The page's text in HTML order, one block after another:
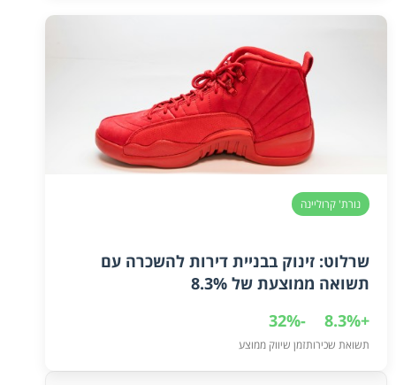
נורת' קרוליינה
שרלוט: זינוק בבניית דירות להשכרה עם
תשואה ממוצעת של 8.3%
+8.3%
תשואת שכירות
-32%
זמן שיווק ממוצע